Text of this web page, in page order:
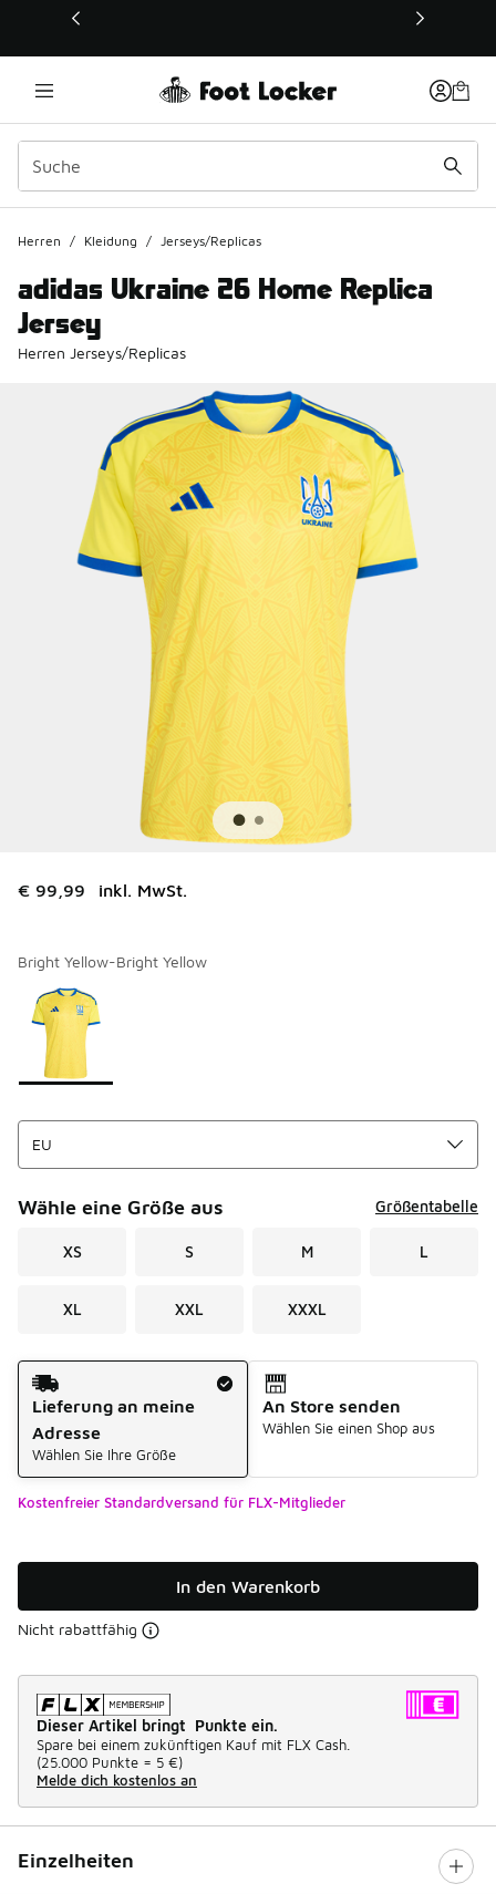
Dieser Link öffnet sich in einem neuen Fenster
Herren / Kleidung / Jerseys/Replicas
adidas Ukraine 26 Home Replica
Jersey
Herren Jerseys/Replicas
€ 99,99 inkl. MwSt.
Bright Yellow-Bright Yellow
Seite 1 von 1 zeigt die Farben 1 bis 1 von 1 an.
Bitte wählen Sie einen Stil aus
Wähle eine Größe aus Größentabelle
XS S M L
XL XXL XXXL
Versandart
Lieferung an meine
Adresse
Wählen Sie Ihre Größe
An Store senden
Wählen Sie einen Shop aus
Kostenfreier Standardversand für FLX-Mitglieder
In den Warenkorb
Nicht rabattfähig
Dieser Artikel bringt Punkte ein.
Spare bei einem zukünftigen Kauf mit FLX Cash.
(25.000 Punkte = 5 €)
Melde dich kostenlos an
Einzelheiten